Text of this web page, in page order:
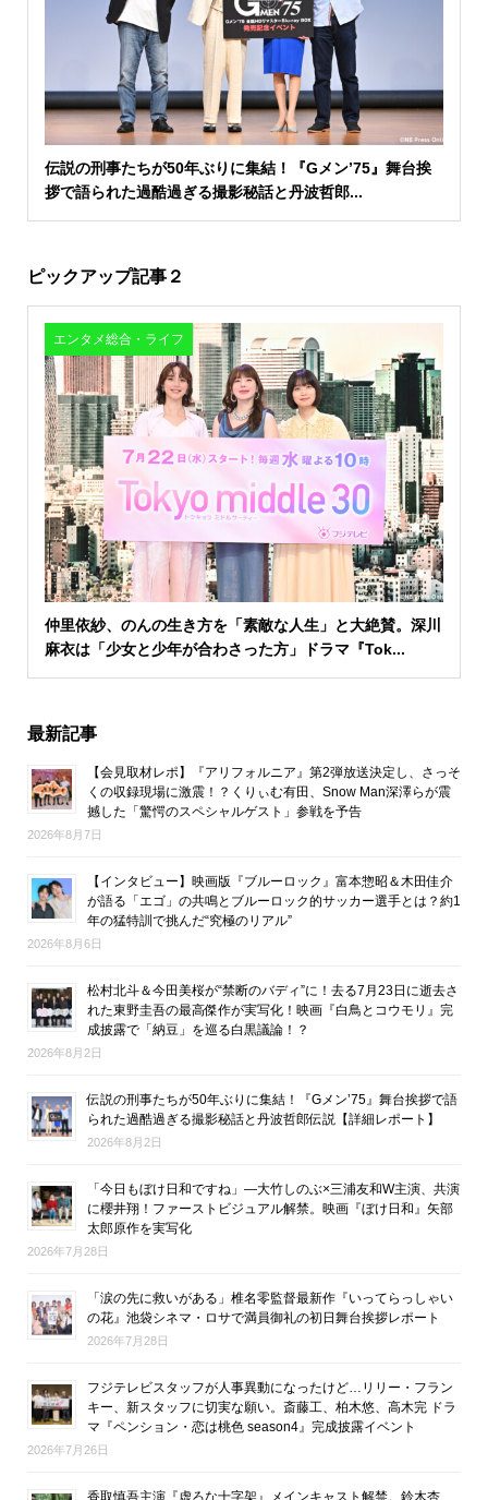
伝説の刑事たちが50年ぶりに集結！『Gメン’75』舞台挨
拶で語られた過酷過ぎる撮影秘話と丹波哲郎...
ピックアップ記事２
エンタメ総合・ライフ
仲里依紗、のんの生き方を「素敵な人生」と大絶賛。深川
麻衣は「少女と少年が合わさった方」ドラマ『Tok...
最新記事
【会見取材レポ】『アリフォルニア』第2弾放送決定し、さっそ
くの収録現場に激震！？くりぃむ有田、Snow Man深澤らが震
撼した「驚愕のスペシャルゲスト」参戦を予告
2026年8月7日
【インタビュー】映画版『ブルーロック』富本惣昭＆木田佳介
が語る「エゴ」の共鳴とブルーロック的サッカー選手とは？約1
年の猛特訓で挑んだ“究極のリアル”
2026年8月6日
松村北斗＆今田美桜が“禁断のバディ”に！去る7月23日に逝去さ
れた東野圭吾の最高傑作が実写化！映画『白鳥とコウモリ』完
成披露で「納豆」を巡る白黒議論！？
2026年8月2日
伝説の刑事たちが50年ぶりに集結！『Gメン’75』舞台挨拶で語
られた過酷過ぎる撮影秘話と丹波哲郎伝説【詳細レポート】
2026年8月2日
「今日もぼけ日和ですね」―大竹しのぶ×三浦友和W主演、共演
に櫻井翔！ファーストビジュアル解禁。映画『ぼけ日和』矢部
太郎原作を実写化
2026年7月28日
「涙の先に救いがある」椎名零監督最新作『いってらっしゃい
の花』池袋シネマ・ロサで満員御礼の初日舞台挨拶レポート
2026年7月28日
フジテレビスタッフが人事異動になったけど…リリー・フラン
キー、新スタッフに切実な願い。斎藤工、柏木悠、高木完 ドラ
マ『ペンション・恋は桃色 season4』完成披露イベント
2026年7月26日
香取慎吾主演『虚ろな十字架』メインキャスト解禁。鈴木杏、